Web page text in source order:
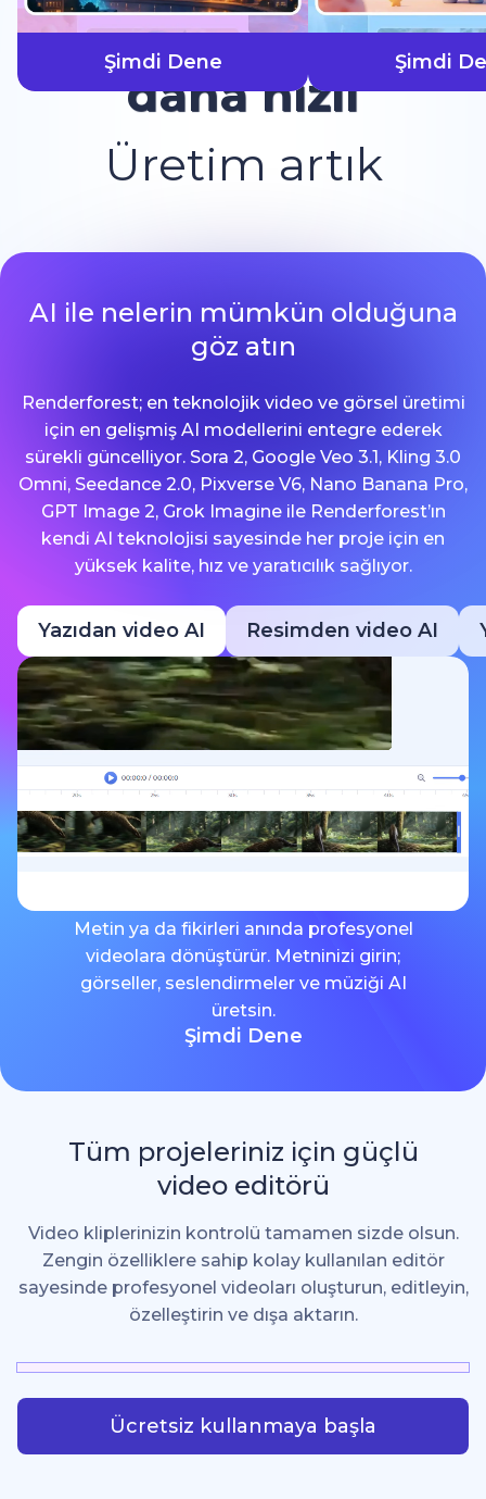
Şimdi Dene Şimdi
Üretim artık
daha hızlı
AI ile nelerin mümkün olduğuna
göz atın
Renderforest; en teknolojik video ve görsel üretimi
için en gelişmiş AI modellerini entegre ederek
sürekli güncelliyor. Sora 2, Google Veo 3.1, Kling 3.0
Omni, Seedance 2.0, Pixverse V6, Nano Banana Pro,
GPT Image 2, Grok Imagine ile Renderforest’ın
kendi AI teknolojisi sayesinde her proje için en
yüksek kalite, hız ve yaratıcılık sağlıyor.
Yazıdan video AI Resimden video AI
Metin ya da fikirleri anında profesyonel
videolara dönüştürür. Metninizi girin;
görseller, seslendirmeler ve müziği AI
üretsin.
Şimdi Dene
Tüm projeleriniz için güçlü
video editörü
Video kliplerinizin kontrolü tamamen sizde olsun.
Zengin özelliklere sahip kolay kullanılan editör
sayesinde profesyonel videoları oluşturun, editleyin,
özelleştirin ve dışa aktarın.
Ücretsiz kullanmaya başla